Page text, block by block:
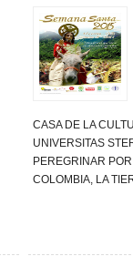
CASA DE LA
UNIVERSITAS
PEREGRINAR
COLOMBIA, LA